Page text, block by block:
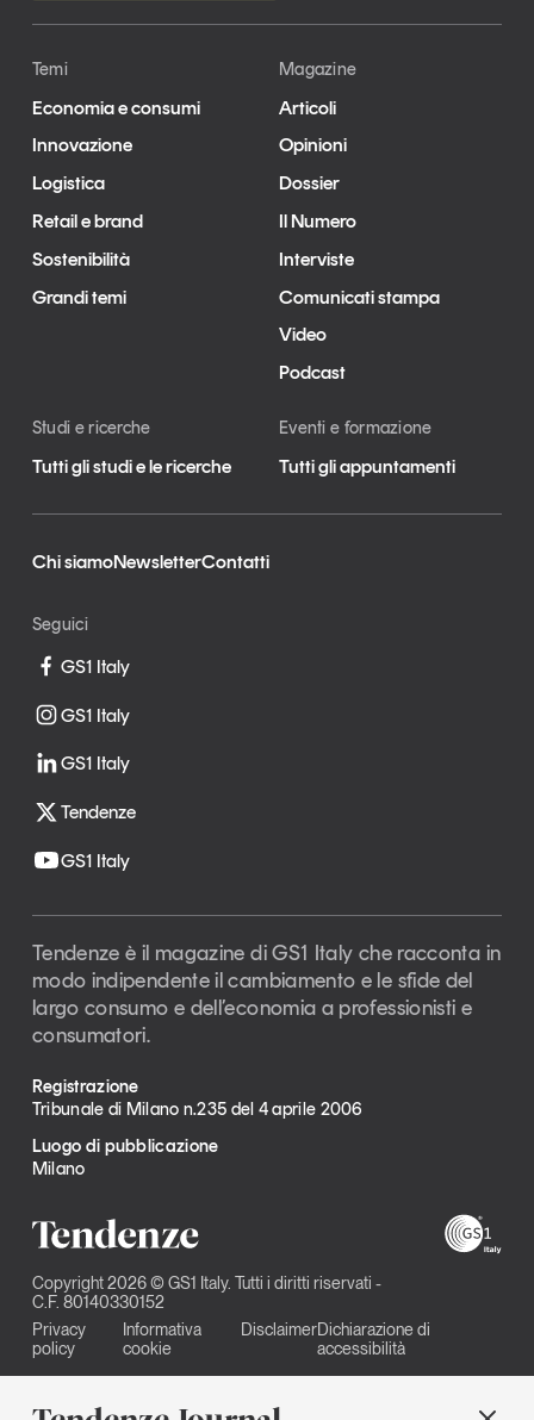
Temi
Economia e consumi
Innovazione
Logistica
Retail e brand
Sostenibilità
Grandi temi
Magazine
Articoli
Opinioni
Dossier
Il Numero
Interviste
Comunicati stampa
Video
Podcast
Studi e ricerche
Tutti gli studi e le ricerche
Eventi e formazione
Tutti gli appuntamenti
Chi siamoNewsletterContatti
Seguici
GS1 Italy
GS1 Italy
GS1 Italy
Tendenze
GS1 Italy
Tendenze è il magazine di GS1 Italy che racconta in
modo indipendente il cambiamento e le sfide del
largo consumo e dell’economia a professionisti e
consumatori.
Registrazione
Tribunale di Milano n.235 del 4 aprile 2006
Luogo di pubblicazione
Milano
Copyright 2026 © GS1 Italy. Tutti i diritti riservati -
C.F. 80140330152
Privacy
policy
Informativa
cookie
DisclaimerDichiarazione di
accessibilità